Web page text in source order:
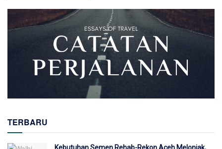
TERBARU
Kebutuhan Semen Rehab-Rekon Aceh Melonjak,